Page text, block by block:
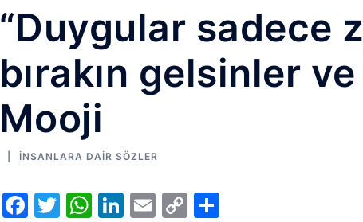
“Duygular sadece
bırakın gelsinler
Mooji
İNSANLARA DAIR SÖZLER
Facebook
Twitter
WhatsApp
LinkedIn
Email
CopyShare